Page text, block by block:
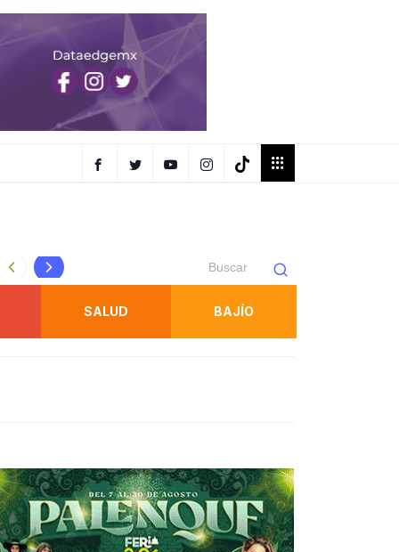
FENAPO tendrá taxis oficiales identificados para
SALUD BAJÍO